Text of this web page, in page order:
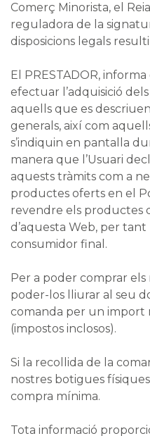
Comerç Minorista, el
reguladora de la
disposicions legals
El PRESTADOR,
efectuar l’adquisició
aquells que es
generals, així com
s’indiquin en pantalla
manera que l’Usuari
aquests tràmits com a
productes oferts en el
revendre els productes
d’aquesta Web, per tant
consumidor final.
Per a poder comprar
poder-los lliurar al seu
comanda per un import
(impostos inclosos).
Si la recollida de la
nostres botigues
compra mínima.
Tota informació